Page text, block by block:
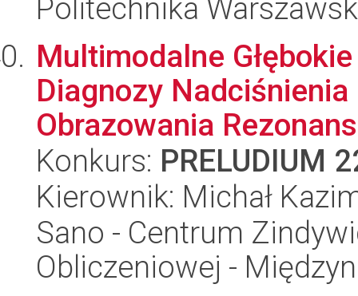
Politechnika
Multimodalne
Diagnozy
Obrazowania
Konkurs: PRELUDIUM
Kierownik: Michał
Sano - Centrum
Obliczeniowej -